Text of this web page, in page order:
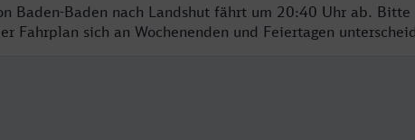
Baden-Baden nach Landshut fährt um 20:40 Uhr ab. Bitte
Fahrplan sich an Wochenenden und Feiertagen